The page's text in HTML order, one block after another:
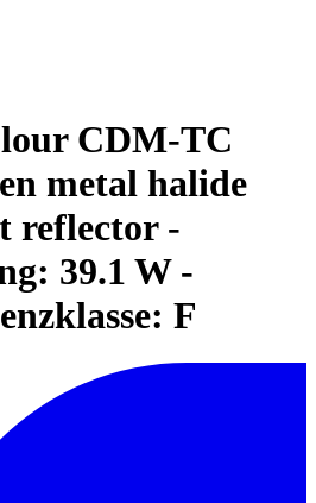
CDM-TC
metal halide
reflector -
39.1 W -
F